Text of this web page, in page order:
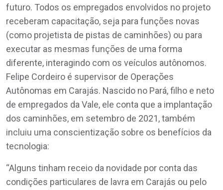
futuro. Todos os empregados envolvidos no projeto
receberam capacitação, seja para funções novas
(como projetista de pistas de caminhões) ou para
executar as mesmas funções de uma forma
diferente, interagindo com os veículos autônomos.
Felipe Cordeiro é supervisor de Operações
Autônomas em Carajás. Nascido no Pará, filho e neto
de empregados da Vale, ele conta que a implantação
dos caminhões, em setembro de 2021, também
incluiu uma conscientização sobre os benefícios da
tecnologia:
“Alguns tinham receio da novidade por conta das
condições particulares de lavra em Carajás ou pelo